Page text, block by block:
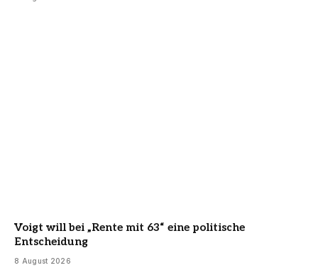
Voigt will bei „Rente mit 63“ eine politische
Entscheidung
8 August 2026